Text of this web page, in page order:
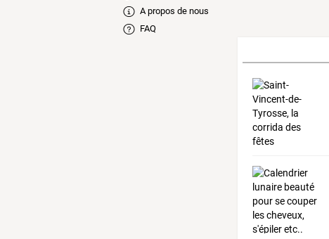
A propos de nous
FAQ